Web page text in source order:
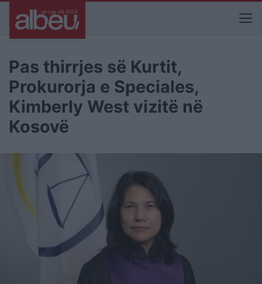
Pas thirrjes së Kurtit,
Prokurorja e Speciales,
Kimberly West vizitë në
Kosovë